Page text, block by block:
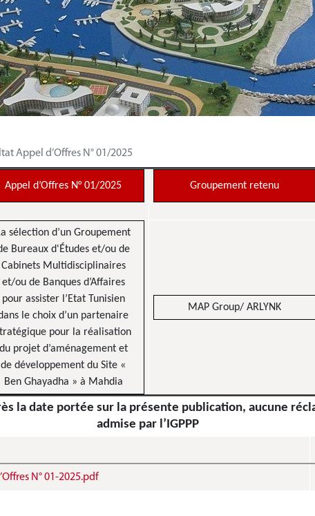
Appel d’Offres N° 01/2025
Appel d’Offres N° 01/2025 Groupement retenu
sélection d’un Groupement
Bureaux d'Études et/ou de
Cabinets Multidisciplinaires
et/ou de Banques d’Affaires
pour assister l’Etat Tunisien
le choix d’un partenaire
pour la réalisation
du projet d’aménagement et
de développement du Site «
Ben Ghayadha » à Mahdia
MAP Group/ ARLYNK
la date portée sur la présente publication, aucune
admise par l’IGPPP
N° 01-2025.pdf